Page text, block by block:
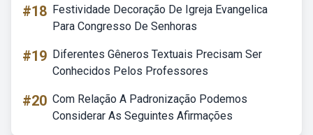
#18 Festividade Decoração De Igreja Evangelica
Para Congresso De Senhoras
#19 Diferentes Gêneros Textuais Precisam Ser
Conhecidos Pelos Professores
#20 Com Relação A Padronização Podemos
Considerar As Seguintes Afirmações